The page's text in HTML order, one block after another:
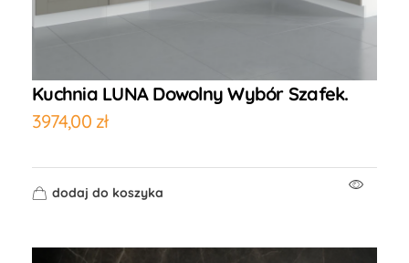
Kuchnia LUNA Dowolny Wybór Szafek.
3974,00 zł
dodaj do koszyka